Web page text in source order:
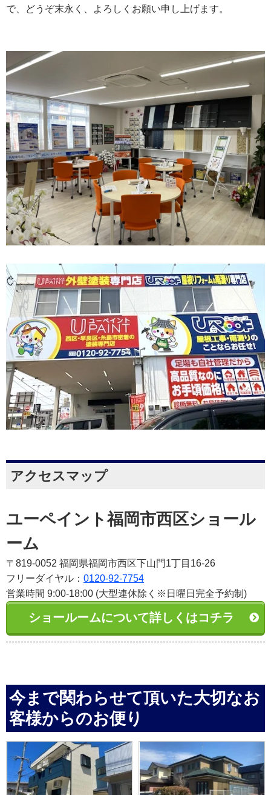
で、どうぞ末永く、よろしくお願い申し上げます。
アクセスマップ
ユーペイント福岡市西区ショール
ーム
〒819-0052 福岡県福岡市西区下山門1丁目16-26
フリーダイヤル： 0120-92-7754
営業時間 9:00-18:00 (大型連休除く※日曜日完全予約制)
ショールームについて詳しくはコチラ
今まで関わらせて頂いた大切なお
客様からのお便り